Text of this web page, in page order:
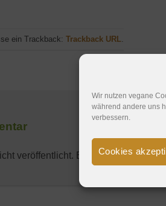
Wir nutzen vegane
während andere uns
verbessern.
Cookies
ein Trackback: Trackback URL
veröffentlicht. Erforderliche Felder